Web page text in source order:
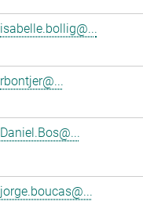
isabelle.bollig@...
rbontjer@...
Daniel.Bos@...
jorge.boucas@...